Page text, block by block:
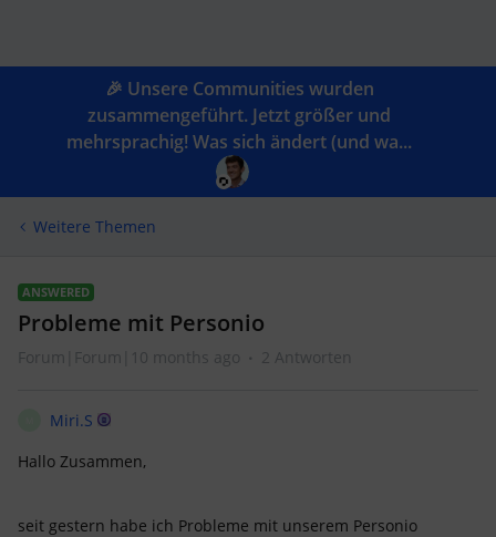
🎉 Unsere Communities wurden
zusammengeführt. Jetzt größer und
mehrsprachig! Was sich ändert (und wa...
Weitere Themen
ANSWERED
Probleme mit Personio
Forum|Forum|10 months ago 2 Antworten
Miri.S
Hallo Zusammen,
seit gestern habe ich Probleme mit unserem Personio